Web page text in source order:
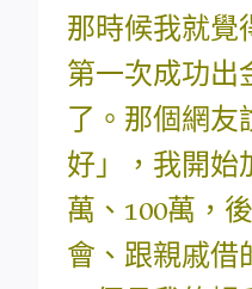
那時候我就覺
第一次成功出
了。那個網友
好」，我開
萬、100萬，
會、跟親戚借